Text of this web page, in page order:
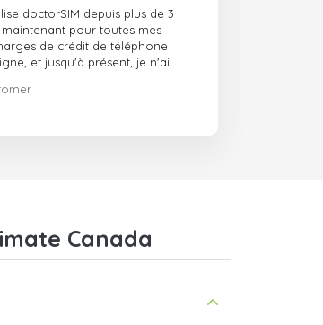
doctorSIM depuis plus de 3
maintenant pour toutes mes
de crédit de téléphone
et jusqu'à présent, je n'ai
!!!
Canada